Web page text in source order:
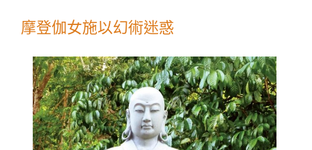
摩登伽女施以幻術迷惑